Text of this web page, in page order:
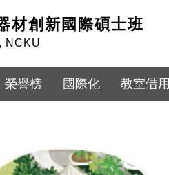
材創新國際碩士班
NCKU
榮譽榜 國際化 教室借用